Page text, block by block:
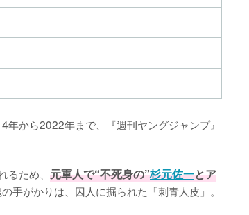
年から2022年まで、『週刊ヤングジャンプ』
ため、 元軍人で“不死身の”杉元佐一とア
手がかりは、囚人に掘られた「刺青人皮」。